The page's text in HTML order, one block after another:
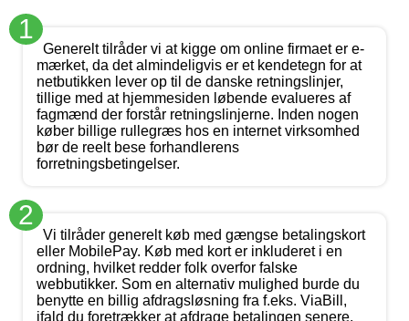
1
Generelt tilråder vi at kigge om online firmaet er e-
mærket, da det almindeligvis er et kendetegn for at
netbutikken lever op til de danske retningslinjer,
tillige med at hjemmesiden løbende evalueres af
fagmænd der forstår retningslinjerne. Inden nogen
køber billige rullegræs hos en internet virksomhed
bør de reelt bese forhandlerens
forretningsbetingelser.
2
Vi tilråder generelt køb med gængse betalingskort
eller MobilePay. Køb med kort er inkluderet i en
ordning, hvilket redder folk overfor falske
webbutikker. Som en alternativ mulighed burde du
benytte en billig afdragsløsning fra f.eks. ViaBill,
ifald du foretrækker at afdrage betalingen senere.